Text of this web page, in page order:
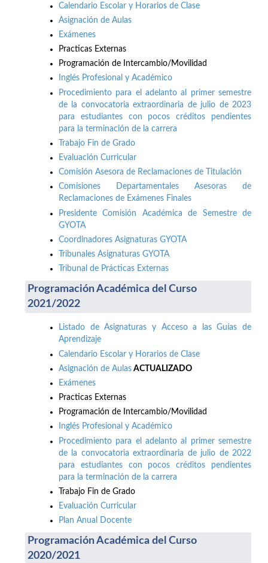
Calendario Escolar y Horarios de Clase
Asignación de Aulas
Exámenes
Practicas Externas
Programación de Intercambio/Movilidad
Inglés Profesional y Académico
Procedimiento para el adelanto al primer semestre
de la convocatoria extraordinaria de julio de 2023
para estudiantes con pocos créditos pendientes
para la terminación de la carrera
Trabajo Fin de Grado
Evaluación Curricular
Comisión Asesora de Reclamaciones de Titulación
Comisiones Departamentales Asesoras de
Reclamaciones de Exámenes Finales
Presidente Comisión Académica de Semestre de
GYOTA
Coordinadores Asignaturas GYOTA
Tribunales Asignaturas GYOTA
Tribunal de Prácticas Externas
Programación Académica del Curso
2021/2022
Listado de Asignaturas y Acceso a las Guías de
Aprendizaje
Calendario Escolar y Horarios de Clase
Asignación de Aulas ACTUALIZADO
Exámenes
Practicas Externas
Programación de Intercambio/Movilidad
Inglés Profesional y Académico
Procedimiento para el adelanto al primer semestre
de la convocatoria extraordinaria de julio de 2022
para estudiantes con pocos créditos pendientes
para la terminación de la carrera
Trabajo Fin de Grado
Evaluación Curricular
Plan Anual Docente
Programación Académica del Curso
2020/2021